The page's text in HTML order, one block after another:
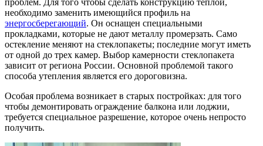
проблем. Для того чтобы сделать конструкцию теплой,
необходимо заменить имеющийся профиль на
энергосберегающий. Он оснащен специальными
прокладками, которые не дают металлу промерзать. Само
остекление меняют на стеклопакеты; последние могут иметь
от одной до трех камер. Выбор камерности стеклопакета
зависит от региона России. Основной проблемой такого
способа утепления является его дороговизна.
Особая проблема возникает в старых постройках: для того
чтобы демонтировать ограждение балкона или лоджии,
требуется специальное разрешение, которое очень непросто
получить.